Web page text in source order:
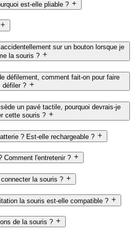
est-elle pliable ?
sur un bouton lorsque je
la souris ?
défilement, comment fait-on pour faire
défiler ?
un pavé tactile, pourquoi devrais-je
cette souris ?
? Est-elle rechargeable ?
Comment l'entretenir ?
la souris ?
la souris est-elle compatible ?
de la souris ?